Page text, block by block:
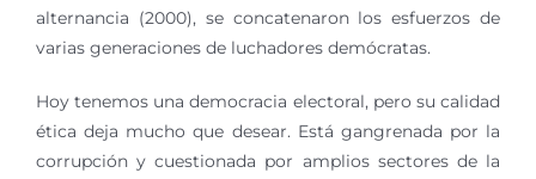
alternancia (2000), se concatenaron los esfuerzos de
varias generaciones de luchadores demócratas.
Hoy tenemos una democracia electoral, pero su calidad
ética deja mucho que desear. Está gangrenada por la
corrupción y cuestionada por amplios sectores de la